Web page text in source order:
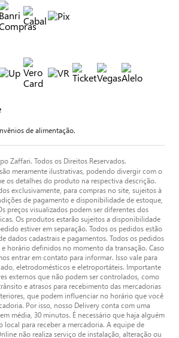
de alimentação.
Zaffari. Todos os Direitos Reservados.
meramente ilustrativas, podendo divergir com o
os detalhes do produto na respectiva descrição.
exclusivamente, para compras no site, sujeitos à
de pagamento e disponibilidade de estoque,
preços visualizados podem ser diferentes dos
Os produtos estarão sujeitos a disponibilidade
estiver em separação. Todos os pedidos estão
dados cadastrais e pagamentos. Todos os pedidos
horário definidos no momento da transação. Caso
entrar em contato para informar. Isso vale para
eletrodomésticos e eletroportáteis. Importante
externos que não podem ser controlados, como
e atrasos para recebimento das mercadorias
que podem influenciar no horário que você
Por isso, nosso Delivery conta com uma
média, 30 minutos. É necessário que haja alguém
local para receber a mercadoria. A equipe de
não realiza serviço de instalação, alteração ou